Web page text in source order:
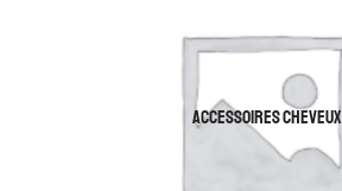
ACCESSOIRES CHEVEUX